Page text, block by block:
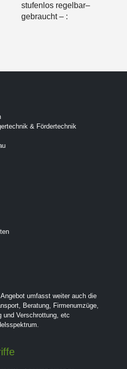
stufenlos regelbar–
gebraucht – :
& Fördertechnik
umfasst weiter auch die
Beratung, Firmenumzüge,
und Verschrottung, etc